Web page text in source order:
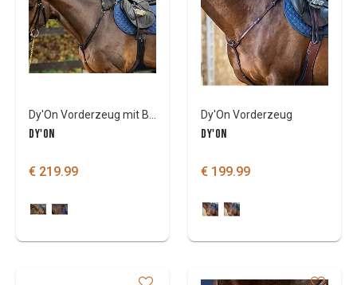
DY'ON
€ 219.99
Dy'On Vorderzeug
DY'ON
€ 199.99